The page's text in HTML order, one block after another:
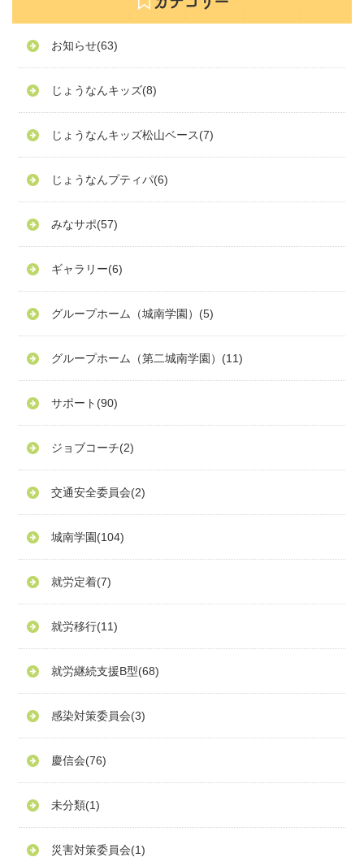
お知らせ(63)
じょうなんキッズ(8)
じょうなんキッズ松山ベース(7)
じょうなんプティパ(6)
みなサポ(57)
ギャラリー(6)
グループホーム（城南学園） (5)
グループホーム（第二城南学園） (11)
サポート (90)
ジョブコーチ(2)
交通安全委員会(2)
城南学園(104)
就労定着(7)
就労移行(11)
就労継続支援B型(68)
感染対策委員会(3)
慶信会(76)
未分類(1)
災害対策委員会(1)